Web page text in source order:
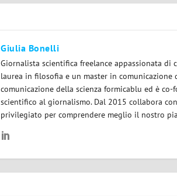
Giulia Bonelli
Giornalista scientifica freelance appassionata di
laurea in filosofia e un master in comunicazione
comunicazione della scienza formicablu ed è
scientifico al giornalismo. Dal 2015 collabora
privilegiato per comprendere meglio il nostro